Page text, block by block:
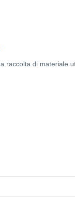
raccolta di materiale